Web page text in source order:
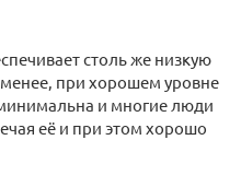
столь же низкую
менее, при хорошем уровне
и многие люди
её и при этом хорошо